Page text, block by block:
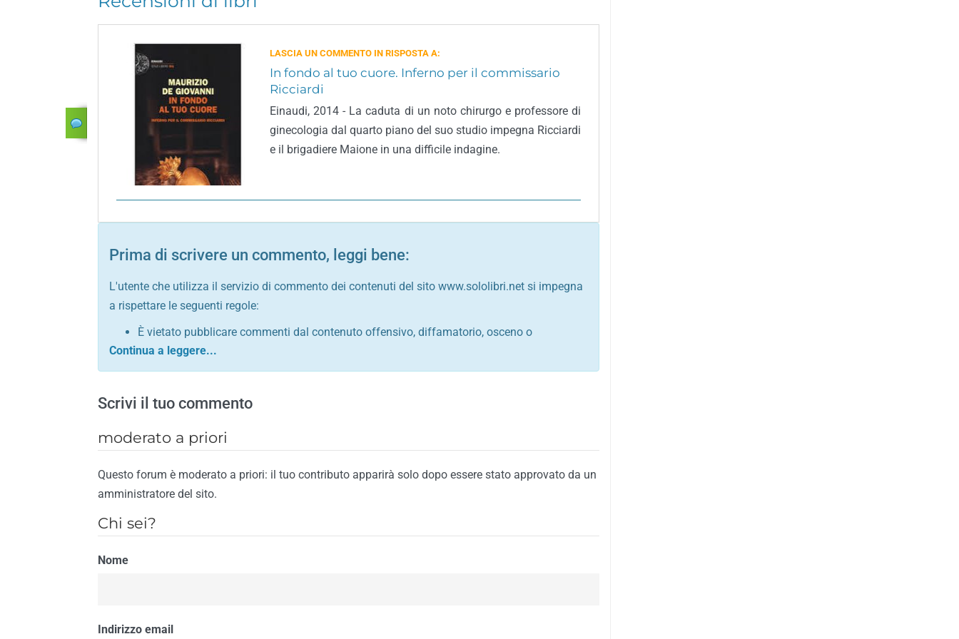
LASCIA UN COMMENTO IN RISPOSTA A:
In fondo al tuo cuore. Inferno per il commissario
Ricciardi
Einaudi, 2014 - La caduta di un noto chirurgo e professore di
ginecologia dal quarto piano del suo studio impegna Ricciardi
e il brigadiere Maione in una difficile indagine.
Prima di scrivere un commento, leggi bene:
L'utente che utilizza il servizio di commento dei contenuti del sito www.sololibri.net si impegna
a rispettare le seguenti regole:
È vietato pubblicare commenti dal contenuto offensivo, diffamatorio, osceno o
comunque contrario alle leggi dello Stato italiano e di quelle internazionali
Sono vietati commenti in tono sacrilego, sarcastico, denigratorio e sbeffeggiatorio
È vietato pubblicare commenti contrari al rispetto dell'ordine pubblico
È vietato pubblicare commenti lesivi della privacy di qualsiasi cittadino
È vietato pubblicare commenti razzisti nei confronti di qualsiasi razza, popolo, cultura,
religione
È vietato pubblicare commenti contrari al rispetto del buon costume o contenenti
È vietato pubblicare commenti inerenti propaganda politica, di partito o di fazione, che
Il riscontro della violazione anche di una sola delle regole precedenti comporterà la non
Scrivi il tuo commento
moderato a priori
Questo forum è moderato a priori: il tuo contributo apparirà solo dopo essere stato approvato da un
amministratore del sito.
Chi sei?
Nome
Indirizzo email